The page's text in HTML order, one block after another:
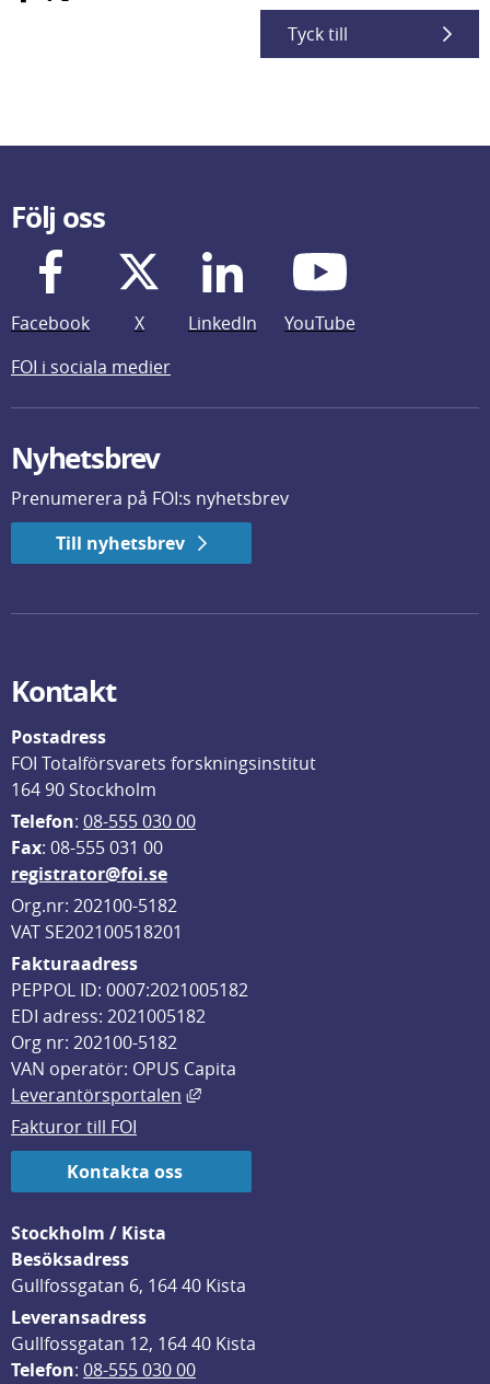
Tyck till
Följ oss
Facebook X LinkedIn
YouTube
FOI i sociala medier
Nyhetsbrev
Prenumerera på FOI:s nyhetsbrev
Till nyhetsbrev
Kontakt
Postadress
FOI Totalförsvarets forskningsinstitut
164 90 Stockholm
Telefon: 08-555 030 00
Fax: 08-555 031 00
registrator@foi.se
Org.nr: 202100-5182
VAT SE202100518201
Fakturaadress
PEPPOL ID: 0007:2021005182
EDI adress: 2021005182
Org nr: 202100-5182
VAN operatör: OPUS Capita
Leverantörsportalen
Länk till annan webbplats, öppnas
Fakturor till FOI
Kontakta oss
Stockholm / Kista
Besöksadress
Gullfossgatan 6, 164 40 Kista
Leveransadress
Gullfossgatan 12, 164 40 Kista
Telefon: 08-555 030 00